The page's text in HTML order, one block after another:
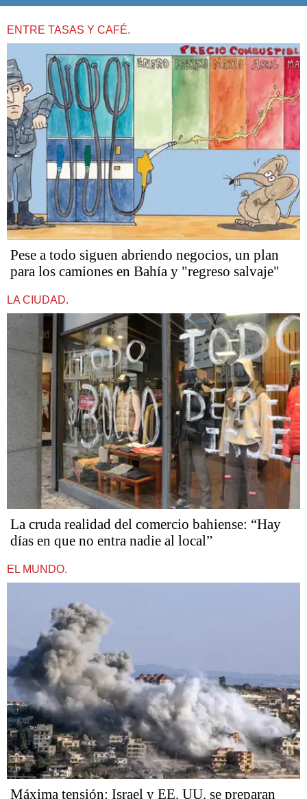
ENTRE TASAS Y CAFÉ.
Pese a todo siguen abriendo negocios, un plan
para los camiones en Bahía y "regreso salvaje"
LA CIUDAD.
La cruda realidad del comercio bahiense: “Hay
días en que no entra nadie al local”
EL MUNDO.
Máxima tensión: Israel y EE. UU. se preparan